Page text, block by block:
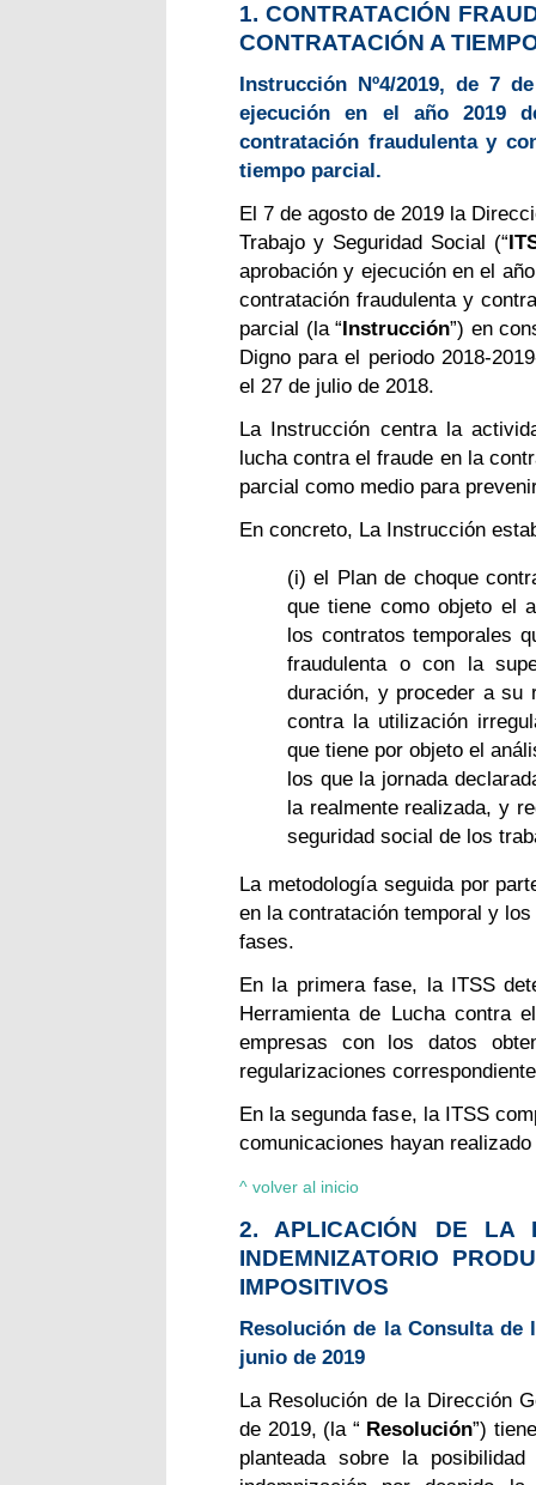
1. CONTRATACIÓN
CONTRATACIÓN A
Instrucción Nº4/2019, de 7
ejecución en el año 2019
contratación fraudulenta y
tiempo parcial.
El 7 de agosto de 2019 la
Trabajo y Seguridad Social (“
aprobación y ejecución en el
contratación fraudulenta y
parcial (la “Instrucción”) en
Digno para el periodo 2018-
el 27 de julio de 2018.
La Instrucción centra la
lucha contra el fraude en la
parcial como medio para
En concreto, La Instrucción
(i) el Plan de choque
que tiene como objeto el
los contratos temporales
fraudulenta o con la
duración, y proceder a su
contra la utilización
que tiene por objeto el
los que la jornada
la realmente realizada, y
seguridad social de los
La metodología seguida por
en la contratación temporal y
fases.
En la primera fase, la ITSS
Herramienta de Lucha contra
empresas con los datos
regularizaciones
En la segunda fase, la ITSS
comunicaciones hayan
^ volver al inicio
2. APLICACIÓN DE LA
INDEMNIZATORIO
IMPOSITIVOS
Resolución de la Consulta de
junio de 2019
La Resolución de la Dirección
de 2019, (la “ Resolución”)
planteada sobre la